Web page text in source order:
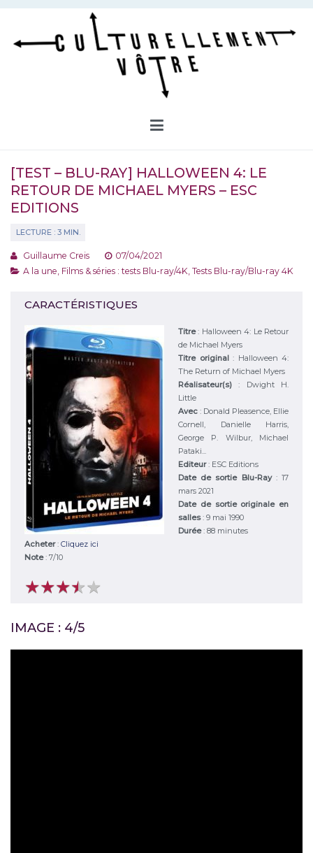
Aller
contenu
[TEST – BLU-RAY] HALLOWEEN 4: LE
RETOUR DE MICHAEL MYERS – ESC
EDITIONS
Guillaume Creis
07/04/2021
A la une Films & séries : tests Blu-ray/4K Tests Blu-ray/Blu-ray 4K
CARACTÉRISTIQUES
Titre: Halloween 4: Le Retour
de Michael Myers
Titre original : Halloween 4:
The Return of Michael Myers
Réalisateur(s): Dwight H.
Little
Avec : Donald Pleasence, Ellie
Cornell, Danielle Harris,
George P. Wilbur, Michael
Pataki...
Editeur: ESC Editions
Date de sortie Blu-Ray : 17
mars 2021
Date de sortie originale en
salles: 9 mai 1990
Durée: 88 minutes
Acheter: Cliquez ici
Note: 7/10
★★★★★
★★★★★
IMAGE : 4/5